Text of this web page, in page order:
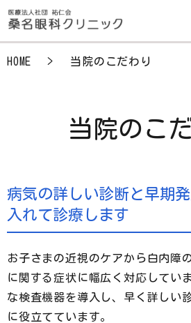
HOME 当院のこだわり
当院のこ
病気の詳しい診断と早期
入れて診療します
お子さまの近視のケアから白内障
に関する症状に幅広く対応してい
な検査機器を導入し、早く詳しい
に役立てています。